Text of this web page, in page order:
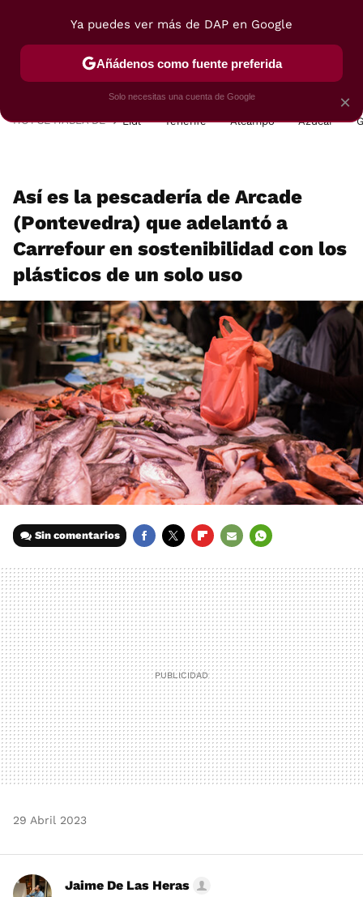
POSTRES VIAJES SELECCIÓN VEGUI
HOY SE HABLA DE Lidl Tenerife Alcampo Azúcar
Así es la pescadería de Arcade
(Pontevedra) que adelantó a
Carrefour en sostenibilidad con los
plásticos de un solo uso
Sin comentarios
MAIL
29 Abril 2023
Jaime De Las Heras
×
Ya puedes ver más de DAP en Google
Añádenos como fuente preferida
Solo necesitas una cuenta de Google